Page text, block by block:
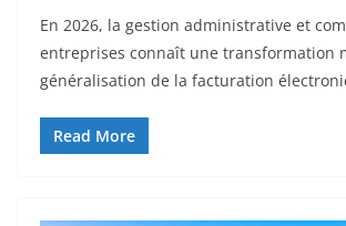
En 2026, la gestion administrative et
entreprises connaît une transformation
généralisation de la facturation
Read More